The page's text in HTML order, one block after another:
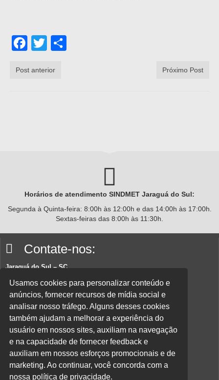
Facebook
Twitter
Post anterior Próximo Post
Horários de atendimento SINDMET Jaraguá do Sul:
Segunda à Quinta-feira: 8:00h às 12:00h e das 14:00h às 17:00h.
Sextas-feiras das 8:00h às 11:30h.
Contate-nos:
Jaraguá do Sul – SC
Rua João Planincheck, 157, Nova Brasília – CEP 89252-220.
E-mail:sindicatom@metalurgicosjaragua.com.br
Fone: (47) 3371-2100
Acesse nossa política de privacidade aqui.
Parceiros:
Usamos cookies para personalizar conteúdo e
anúncios, fornecer recursos de mídia social e
analisar nosso tráfego. Alguns desses cookies
também ajudam a melhorar a experiência do
usuário em nossos sites, auxiliam na navegação
e na capacidade de fornecer feedback e
auxiliam em nossos esforços promocionais e de
marketing. Ao continuar, você concorda com a
nossa política de privacidade.